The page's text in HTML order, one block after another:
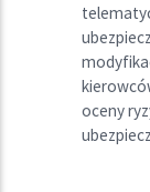
oceny